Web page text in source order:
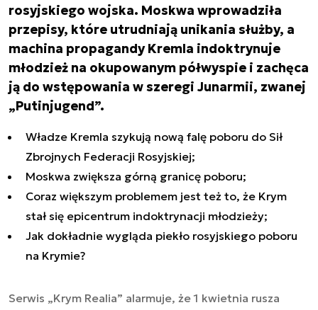
rosyjskiego wojska. Moskwa wprowadziła
przepisy, które utrudniają unikania służby, a
machina propagandy Kremla indoktrynuje
młodzież na okupowanym półwyspie i zachęca
ją do wstępowania w szeregi Junarmii, zwanej
„Putinjugend”.
Władze Kremla szykują nową falę poboru do Sił
Zbrojnych Federacji Rosyjskiej;
Moskwa zwiększa górną granicę poboru;
Coraz większym problemem jest też to, że Krym
stał się epicentrum indoktrynacji młodzieży;
Jak dokładnie wygląda piekło rosyjskiego poboru
na Krymie?
Serwis „Krym Realia” alarmuje, że 1 kwietnia rusza